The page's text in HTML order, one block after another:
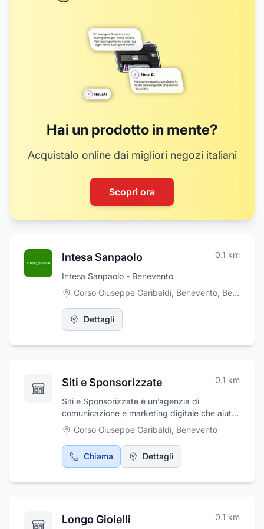
Hai un prodotto in mente?
Acquistalo online dai migliori negozi italiani
Scopri ora
Intesa Sanpaolo 0.1 km
Intesa Sanpaolo - Benevento
Corso Giuseppe Garibaldi, Benevento, Benevento
Dettagli
Siti e Sponsorizzate 0.1 km
Siti e Sponsorizzate è un’agenzia di
comunicazione e marketing digitale che aiuta
chiunque svolga un’attività a crescere online:
che tu abbia un negozio, sia un libero
professionista, un ristorante, un’impresa,
un’azienda, uno studio medico, un’attività
darti visibilità vera.Sviluppiamo siti web
campagne pubblicitarie online su Google Ads
Corso Giuseppe Garibaldi, Benevento
Chiama Dettagli
Longo Gioielli 0.1 km